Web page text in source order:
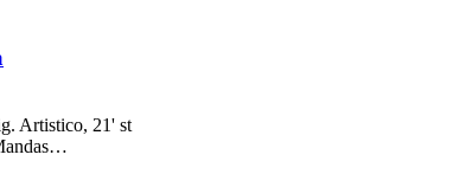
Artistico, 21' st